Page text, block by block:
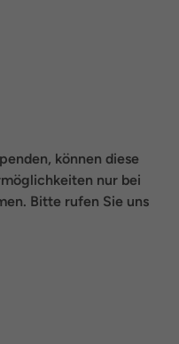
können diese
nur bei
Bitte rufen Sie uns